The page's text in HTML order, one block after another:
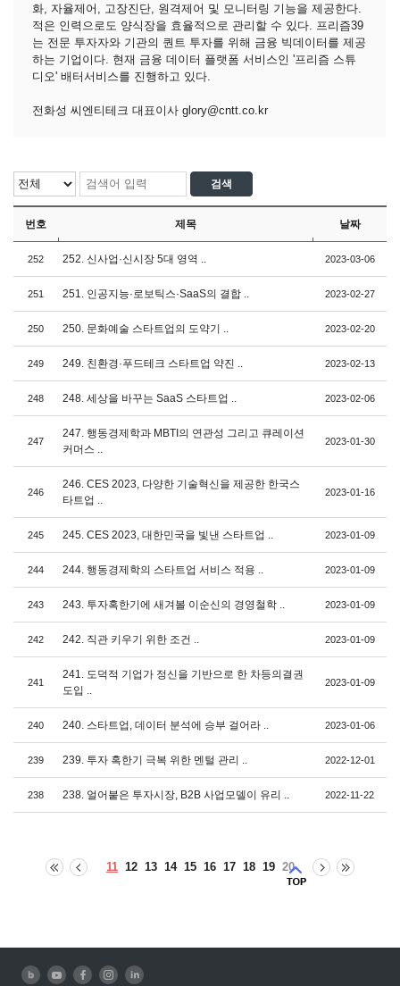
화, 자율제어, 고장진단, 원격제어 및 모니터링 기능을 제공한다.
적은 인력으로도 양식장을 효율적으로 관리할 수 있다. 프리즘39
는 전문 투자자와 기관의 퀀트 투자를 위해 금융 빅데이터를 제공
하는 기업이다. 현재 금융 데이터 플랫폼 서비스인 '프리즘 스튜
디오' 배터서비스를 진행하고 있다.
전화성 씨엔티테크 대표이사 glory@cntt.co.kr
번호 제목 날짜
252 252. 신사업·신시장 5대 영역 .. 2023-03-06
251 251. 인공지능·로보틱스·SaaS의 결합 .. 2023-02-27
250 250. 문화예술 스타트업의 도약기 .. 2023-02-20
249 249. 친환경·푸드테크 스타트업 약진 .. 2023-02-13
248 248. 세상을 바꾸는 SaaS 스타트업 .. 2023-02-06
247
247. 행동경제학과 MBTI의 연관성 그리고 큐레이션
커머스 ..
2023-01-30
246
246. CES 2023, 다양한 기술혁신을 제공한 한국스
타트업 ..
2023-01-16
245 245. CES 2023, 대한민국을 빛낸 스타트업 .. 2023-01-09
244 244. 행동경제학의 스타트업 서비스 적용 .. 2023-01-09
243 243. 투자혹한기에 새겨볼 이순신의 경영철학 .. 2023-01-09
242 242. 직관 키우기 위한 조건 .. 2023-01-09
241
241. 도덕적 기업가 정신을 기반으로 한 차등의결권
도입 ..
2023-01-09
240 240. 스타트업, 데이터 분석에 승부 걸어라 .. 2023-01-06
239 239. 투자 혹한기 극복 위한 멘털 관리 .. 2022-12-01
238 238. 얼어붙은 투자시장, B2B 사업모델이 유리 .. 2022-11-22
11 12 13 14 15 16 17 18 19 20